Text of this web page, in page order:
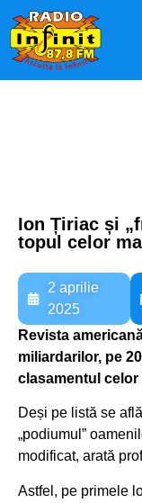
Ion Țiriac și
topul celor
2 aprilie
2025
Revista
miliardarilor, pe
clasamentul
Deși pe listă se
„podiumul”
modificat, arată
Astfel, pe primele